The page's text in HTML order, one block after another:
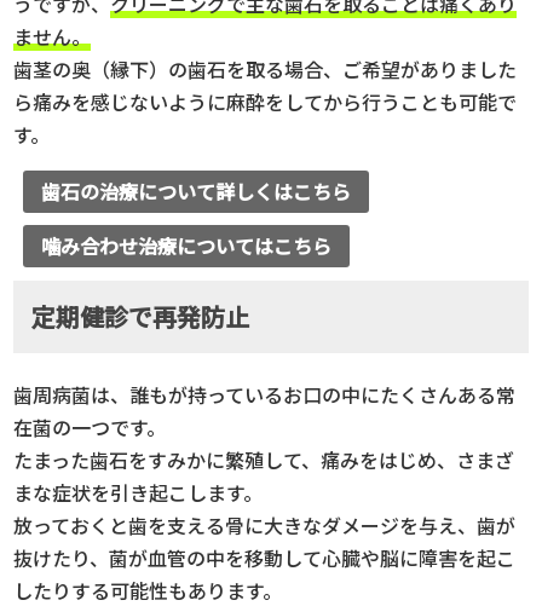
ません。
歯茎の奥（縁下）の歯石を取る場合、ご希望がありました
ら痛みを感じないように麻酔をしてから行うことも可能で
す。
歯石の治療について詳しくはこちら
噛み合わせ治療についてはこちら
定期健診で再発防止
歯周病菌は、誰もが持っているお口の中にたくさんある常
在菌の一つです。
たまった歯石をすみかに繁殖して、痛みをはじめ、さまざ
まな症状を引き起こします。
放っておくと歯を支える骨に大きなダメージを与え、歯が
抜けたり、菌が血管の中を移動して心臓や脳に障害を起こ
したりする可能性もあります。